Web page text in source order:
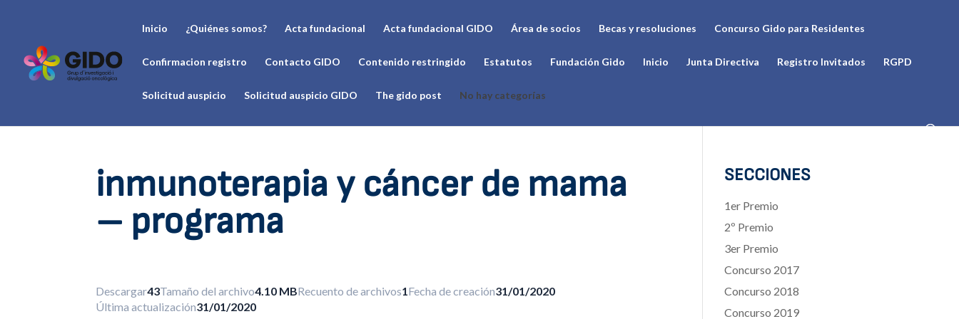
Inicio ¿Quiénes somos? Acta fundacional Acta fundacional GIDO Área de socios Becas y resoluciones Concurso Gido para Residentes
Confirmacion registro Contacto GIDO Contenido restringido Estatutos Fundación Gido Inicio Junta Directiva Registro Invitados RGPD
Solicitud auspicio Solicitud auspicio GIDO The gido post No hay categorías
inmunoterapia y cáncer de mama
– programa
Descargar43Tamaño del archivo4.10 MBRecuento de archivos1Fecha de creación31/01/2020
Última actualización31/01/2020
SECCIONES
1er Premio
2º Premio
3er Premio
Concurso 2017
Concurso 2018
Concurso 2019